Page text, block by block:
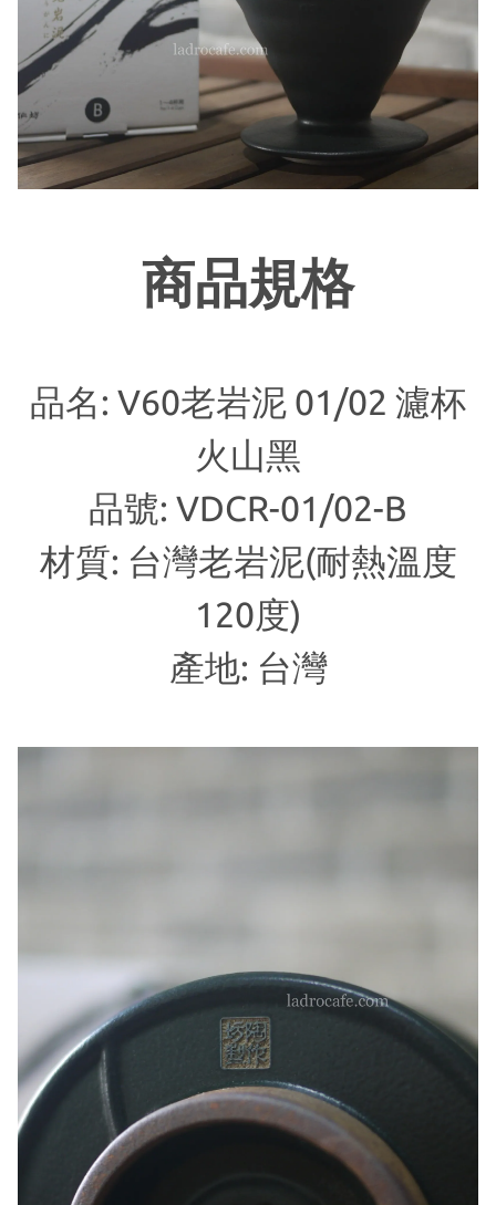
商品規格
品名: V60老岩泥 01/02 濾杯
火山黑
品號: VDCR-01/02-B
材質: 台灣老岩泥(耐熱溫度
120度)
產地: 台灣